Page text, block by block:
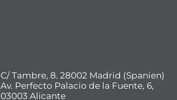
C/ Tambre, 8. 28002 Madrid (Spanien)
Av. Perfecto Palacio de la Fuente, 6,
03003 Alicante